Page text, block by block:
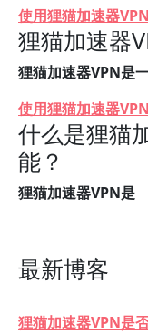
使用狸猫加速器
狸猫加速器
狸猫加速器VPN是
使用狸猫加速器
什么是狸猫
能？
狸猫加速器VPN是
最新博客
狸猫加速器VPN是